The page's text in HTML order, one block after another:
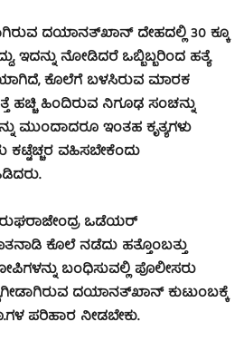
ದಯಾನತ್‍ಖಾನ್ ದೇಹದಲ್ಲಿ 30 ಕ್ಕೂ
ಇದನ್ನು ನೋಡಿದರೆ ಒಬ್ಬಿಬ್ಬರಿಂದ ಹತ್ಯೆ
ಕೊಲೆಗೆ ಬಳಸಿರುವ ಮಾರಕ
ಹಚ್ಚಿ ಹಿಂದಿರುವ ನಿಗೂಢ ಸಂಚನ್ನು
ಮುಂದಾದರೂ ಇಂತಹ ಕೃತ್ಯಗಳು
ವಹಿಸಬೇಕೆಂದು
ಒಡೆಯರ್
ಕೊಲೆ ನಡೆದು ಹತ್ತೊಂಬತ್ತು
ಬಂಧಿಸುವಲ್ಲಿ ಪೊಲೀಸರು
ದಯಾನತ್‍ಖಾನ್ ಕುಟುಂಬಕ್ಕೆ
ಪರಿಹಾರ ನೀಡಬೇಕು.